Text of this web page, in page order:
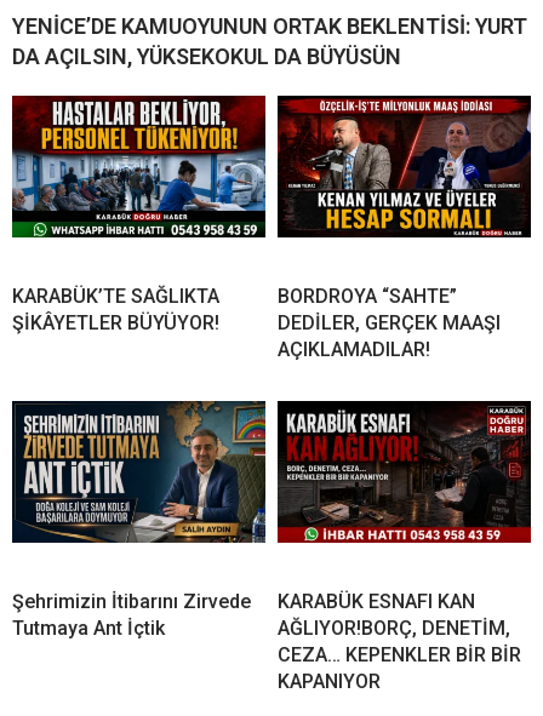
YENİCE’DE KAMUOYUNUN ORTAK BEKLENTİSİ: YURT
DA AÇILSIN, YÜKSEKOKUL DA BÜYÜSÜN
KARABÜK’TE SAĞLIKTA
ŞİKÂYETLER BÜYÜYOR!
BORDROYA “SAHTE”
DEDİLER, GERÇEK MAAŞI
AÇIKLAMADILAR!
Şehrimizin İtibarını Zirvede
Tutmaya Ant İçtik
KARABÜK ESNAFI KAN
AĞLIYOR!BORÇ, DENETİM,
CEZA… KEPENKLER BİR BİR
KAPANIYOR